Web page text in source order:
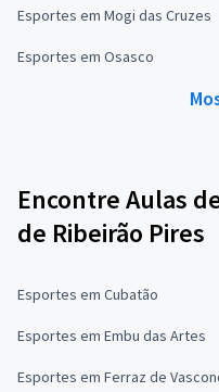
Esportes em Mogi das Cruzes
Esportes em Osasco
Encontre Aulas
de Ribeirão Pires
Esportes em Cubatão
Esportes em Embu das Artes
Esportes em Ferraz de